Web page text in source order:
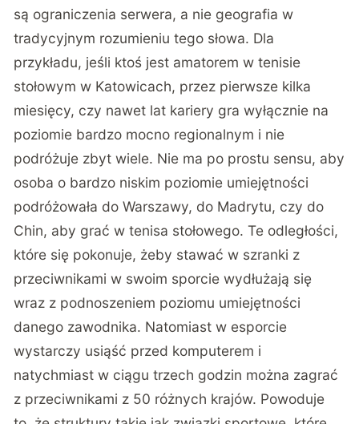
są ograniczenia serwera, a nie geografia w
tradycyjnym rozumieniu tego słowa. Dla
przykładu, jeśli ktoś jest amatorem w tenisie
stołowym w Katowicach, przez pierwsze kilka
miesięcy, czy nawet lat kariery gra wyłącznie na
poziomie bardzo mocno regionalnym i nie
podróżuje zbyt wiele. Nie ma po prostu sensu, aby
osoba o bardzo niskim poziomie umiejętności
podróżowała do Warszawy, do Madrytu, czy do
Chin, aby grać w tenisa stołowego. Te odległości,
które się pokonuje, żeby stawać w szranki z
przeciwnikami w swoim sporcie wydłużają się
wraz z podnoszeniem poziomu umiejętności
danego zawodnika. Natomiast w esporcie
wystarczy usiąść przed komputerem i
natychmiast w ciągu trzech godzin można zagrać
z przeciwnikami z 50 różnych krajów. Powoduje